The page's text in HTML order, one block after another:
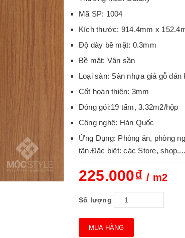
Mã SP: 1004
Kích thước: 914.4mm x
Độ dày bề mặt: 0.3mm
Bề mặt: Vân sần
Loại sàn: Sàn nhựa giả gỗ dán
Cốt hoàn thiện: 3mm
Đóng gói:19 tấm, 3.32m2/hộp
Công nghệ: Hàn Quốc
Ứng Dụng: Phòng ăn, phòng
tân.Đặc biệt: các Store, shop....
225.000₫/ m2
Số lượng
MUA HÀNG